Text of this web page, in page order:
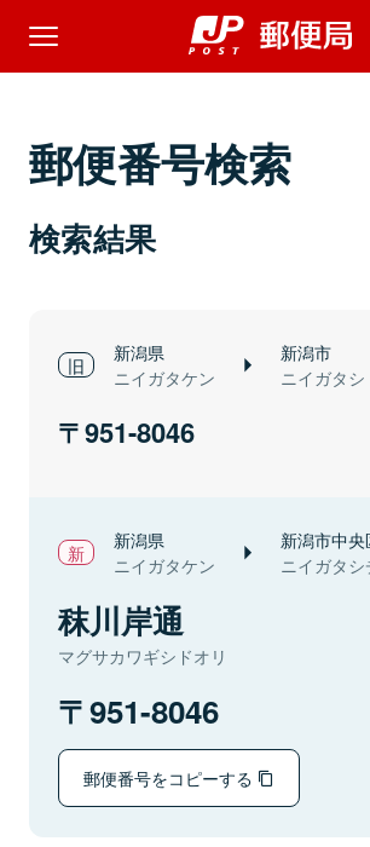
郵便番号検索
検索結果
新潟県
ニイガタケン
新潟市
ニイガタシ
951-8046
新潟県
ニイガタケン
新潟市中央
ニイガタ
秣川岸通
マグサカワギシドオリ
951-8046
郵便番号をコピーする